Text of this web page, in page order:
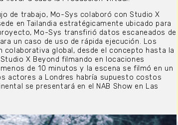
de trabajo, Mo-Sys colaboró con Studio X
en Tailandia estratégicamente ubicado para
Mo-Sys transfirió datos escaneados de
un caso de uso de rápida ejecución. Los
global, desde el concepto hasta la
X Beyond filmando en locaciones
de 10 minutos y la escena se filmó en un
actores a Londres habría supuesto costos
se presentará en el NAB Show en Las